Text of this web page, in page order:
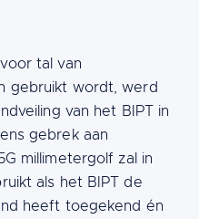
tal van
gebruikt wordt, werd
van het BIPT in
gebrek aan
millimetergolf zal in
als het BIPT de
heeft toegekend én